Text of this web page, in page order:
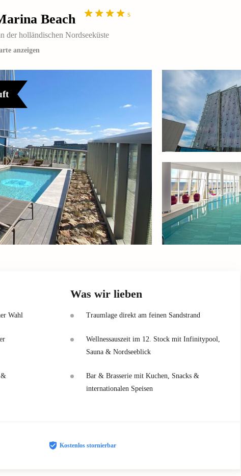
Beach s
der holländischen Nordseeküste
anzeigen
Wahl
&
Was wir lieben
Traumlage direkt am feinen Sandstrand
Wellnessauszeit im 12. Stock mit Infinitypool,
Sauna & Nordseeblick
Bar & Brasserie mit Kuchen, Snacks &
internationalen Speisen
Kostenlos stornierbar